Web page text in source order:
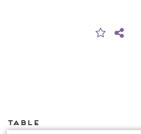
Table